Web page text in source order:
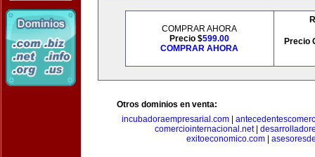
COMPRAR AHORA
Precio $599.00
COMPRAR AHORA
Precio
Otros dominios en venta:
incubadoraempresarial.com
comerciointernacional.net|
exitoeconomico.com|